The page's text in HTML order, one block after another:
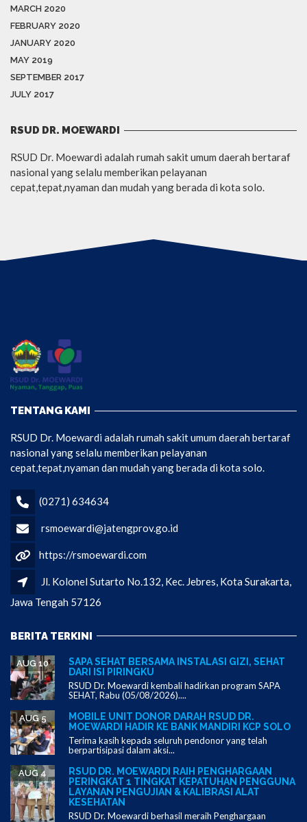
MARCH 2020
FEBRUARY 2020
JANUARY 2020
MAY 2019
SEPTEMBER 2017
JULY 2017
RSUD DR. MOEWARDI
RSUD Dr. Moewardi adalah rumah sakit umum daerah bertaraf
nasional yang selalu memberikan pelayanan
cepat,tepat,nyaman dan mudah yang berada di kota solo.
TENTANG KAMI
RSUD Dr. Moewardi adalah rumah sakit umum daerah bertaraf
nasional yang selalu memberikan pelayanan
cepat,tepat,nyaman dan mudah yang berada di kota solo.
(0271) 634634
rsmoewardi@jatengprov.go.id
https://rsmoewardi.com
Jl. Kolonel Sutarto No.132, Kec. Jebres, Kota Surakarta,
Jawa Tengah 57126
BERITA TERKINI
SAPA SEHAT BERSAMA INSTALASI GIZI, SEHAT
DARI ISI PIRINGKU
AUG 10
RSUD Dr. Moewardi kembali hadirkan program SAPA
SEHAT, Rabu (05/08/2026)....
MOBILE UNIT DONOR DARAH RSUD DR.
MOEWARDI HADIR KE BANK MANDIRI KCP SOLO
AUG 5
Terima kasih kepada seluruh pendonor yang telah
berpartisipasi dalam aksi...
RSUD DR. MOEWARDI RAIH PENGHARGAAN
PERINGKAT 1 TINGKAT KEPATUHAN PENGGUNA
LAYANAN PENGUJIAN & KALIBRASI ALAT
KESEHATAN
AUG 4
RSUD Dr. Moewardi berhasil meraih Penghargaan